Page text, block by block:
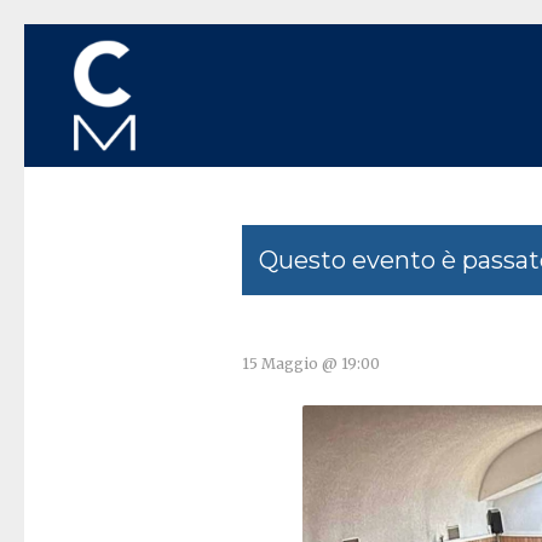
Questo evento è
15 Maggio @ 19:00